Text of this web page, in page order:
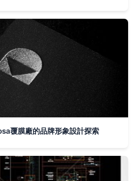
覆膜廠的品牌形象設計探索